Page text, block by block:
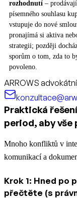
rozhodnutí –
písemného souhlasu
vstupuje do nové
pronajímá si aktiva
strategii; později
sporům o tom, zda to
povoleno.
ARROWS
Praktická
period, aby vše
Mnoho konfliktů v
komunikací a
Krok 1: Hned po
přečtěte (s